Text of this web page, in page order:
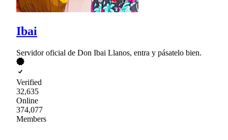
Ibai
Servidor oficial de Don Ibai Llanos, entra y pásatelo bien.
Verified
32,635
Online
374,077
Members